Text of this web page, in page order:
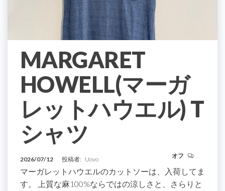
MARGARET
HOWELL(マーガ
レットハウエル) T
シャツ
2026/07/12 投稿者: Uovo オフ
マーガレットハウエルのカットソーは、入荷してま
す。 上質な麻100%ならではの涼しさと、さらりと